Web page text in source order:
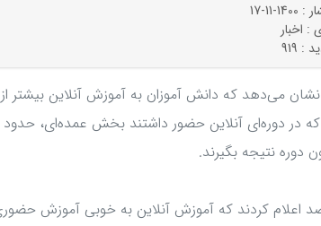
11-17
: اخبار
919
می‌دهد که دانش آموزان به آموزش آنلاین بیشتر
دوره نتیجه بگیرند.
بین 85 درصد اعلام کردند که آموزش آنلاین به خوبی